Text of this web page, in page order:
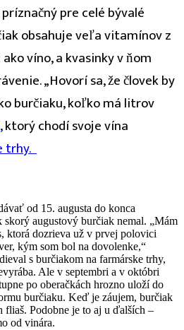
pre celé bývalé
obsahuje veľa vitamínov z
víno, a kvasinky v ňom
„Hovorí sa, že človek by
burčiaku, koľko má litrov
, ktorý chodí svoje vína
trhy.
od 15. augusta do konca
skorý augustový burčiak nemal. „Mám
ktorá dozrieva už v prvej polovici
kým som bol na dovolenke,“
s burčiakom na farmárske trhy,
Ale v septembri a v októbri
po oberačkách hrozno uloží do
burčiaku. Keď je záujem, burčiak
fliaš. Podobne je to aj u ďalších –
od vinára.